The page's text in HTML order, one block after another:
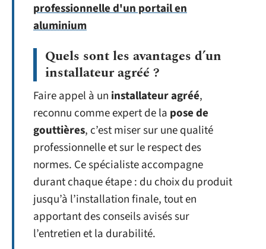
professionnelle d'un portail en
aluminium
Quels sont les avantages d’un
installateur agréé ?
Faire appel à un installateur agréé,
reconnu comme expert de la pose de
gouttières, c’est miser sur une qualité
professionnelle et sur le respect des
normes. Ce spécialiste accompagne
durant chaque étape : du choix du produit
jusqu’à l’installation finale, tout en
apportant des conseils avisés sur
l’entretien et la durabilité.